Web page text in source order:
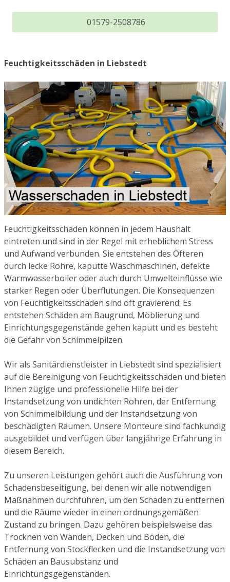
01579-2508786
Feuchtigkeitsschäden in Liebstedt
Feuchtigkeitsschäden können in jedem Haushalt
eintreten und sind in der Regel mit erheblichem Stress
und Aufwand verbunden. Sie entstehen des Öfteren
durch lecke Rohre, kaputte Waschmaschinen, defekte
Warmwasserboiler oder auch durch Umwelteinflüsse wie
starker Regen oder Überflutungen. Die Konsequenzen
von Feuchtigkeitsschäden sind oft gravierend: Es
entstehen Schäden am Baugrund, Möblierung und
Einrichtungsgegenstände gehen kaputt und es besteht
die Gefahr von Schimmelpilzen.
Wir als Sanitärdienstleister in Liebstedt sind spezialisiert
auf die Bereinigung von Feuchtigkeitsschäden und bieten
Ihnen zügige und professionelle Hilfe bei der
Instandsetzung von undichten Rohren, der Entfernung
von Schimmelbildung und der Instandsetzung von
beschädigten Räumen. Unsere Monteure sind fachkundig
ausgebildet und verfügen über langjährige Erfahrung in
diesem Bereich.
Zu unseren Leistungen gehört auch die Ausführung von
Schadensbeseitigung, bei denen wir alle notwendigen
Maßnahmen durchführen, um den Schaden zu entfernen
und die Räume wieder in einen ordnungsgemäßen
Zustand zu bringen. Dazu gehören beispielsweise das
Trocknen von Wänden, Decken und Böden, die
Entfernung von Stockflecken und die Instandsetzung von
Schäden an Bausubstanz und
Einrichtungsgegenständen.